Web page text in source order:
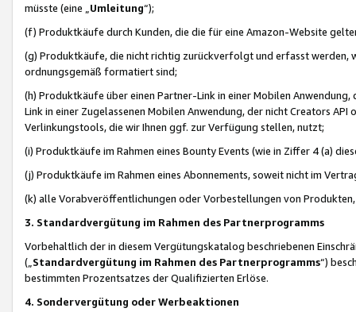
müsste (eine „ Umleitung“);
(f) Produktkäufe durch Kunden, die die für eine Amazon-Website
(g) Produktkäufe, die nicht richtig zurückverfolgt und erfasst werden,
ordnungsgemäß formatiert sind;
(h) Produktkäufe über einen Partner-Link in einer Mobilen
Link in einer Zugelassenen Mobilen Anwendung, der nicht Creators
Verlinkungstools, die wir Ihnen ggf. zur Verfügung stellen, nutzt;
(i) Produktkäufe im Rahmen eines Bounty Events (wie in Ziffer 4 (a)
(j) Produktkäufe im Rahmen eines Abonnements, soweit nicht im
(k) alle Vorabveröffentlichungen oder Vorbestellungen von
3. Standardvergütung im Rahmen des Partnerprogramms
Vorbehaltlich der in diesem Vergütungskatalog beschriebenen
(„ Standardvergütung im Rahmen des Partnerprogramms“)
bestimmten Prozentsatzes der Qualifizierten Erlöse.
4. Sondervergütung oder Werbeaktionen